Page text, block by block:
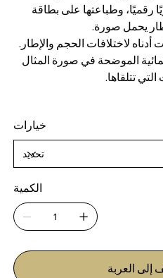
رقميًا، وطباعتها على بطاقة
يحمل صورة.
أدناه لاختلافات الحجم والإطار.
الموضحة في صورة المثال
تتلقاها.
خيارات
الكمية
إلى العربة